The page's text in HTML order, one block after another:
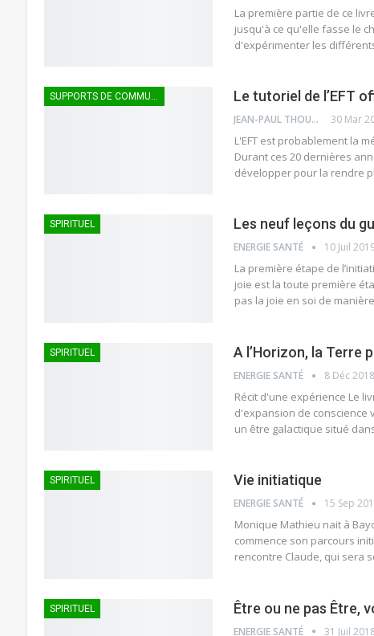
La première partie de ce
jusqu'à ce qu'elle fasse le
d'expérimenter les
SUPPORTS DE COMMUNICATION Le tutoriel de l’EFT
JEAN-PAUL THOUNY 30 Mar
L'EFT est probablement la
Durant ces 20 dernières
développer pour la rendre
SPIRITUEL Les neuf leçons du
ENERGIE SANTÉ 10 Juil
La première étape de
joie est la toute première
pas la joie en soi de
SPIRITUEL A l’Horizon, la Terre
ENERGIE SANTÉ 8 Déc 2018
Récit d'une expérience Le
d'expansion de conscience
un être galactique situé
SPIRITUEL Vie initiatique
ENERGIE SANTÉ 15 Sep
Monique Mathieu nait à
commence son parcours
rencontre Claude, qui sera
SPIRITUEL Être ou ne pas Être,
ENERGIE SANTÉ 31 Juil